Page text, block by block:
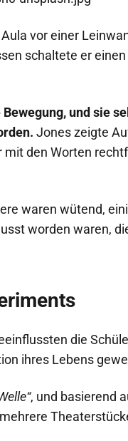
vor einer
schaltete er einen
und sie
Jones zeigte
mit den Worten
waren wütend,
worden waren,
die
ihres Lebens
, und basierend